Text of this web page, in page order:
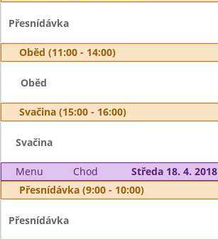
Přesnídávka
Oběd (11:00 - 14:00)
Oběd
Svačina (15:00 - 16:00)
Svačina
Menu Chod
Středa 18. 4. 2018
Přesnídávka (9:00 - 10:00)
Přesnídávka